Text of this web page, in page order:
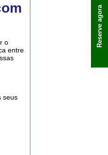
o
entre
seus
Reserve agora